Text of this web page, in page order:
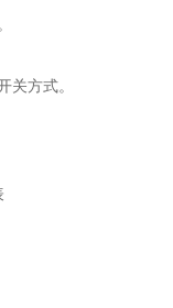
关方式。